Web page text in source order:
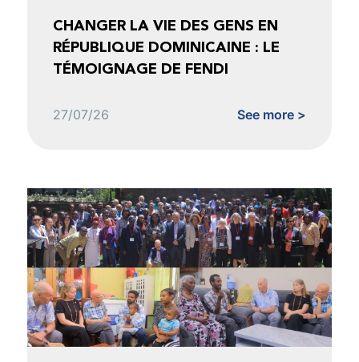
CHANGER LA VIE DES GENS EN
RÉPUBLIQUE DOMINICAINE : LE
TÉMOIGNAGE DE FENDI
27/07/26 See more >